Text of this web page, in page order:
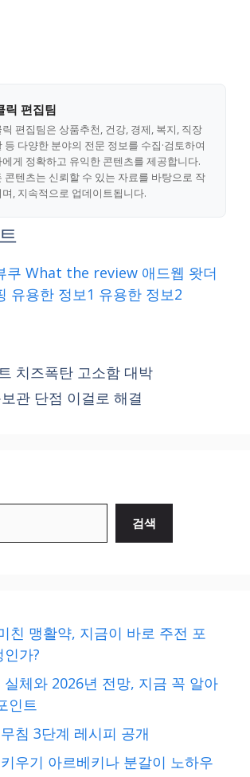
릭 편집팀
릭 편집팀은 상품추천, 건강, 경제, 복지, 직장
등 다양한 분야의 전문 정보를 수집·검토하여
에게 정확하고 유익한 콘텐츠를 제공합니다.
콘텐츠는 신뢰할 수 있는 자료를 바탕으로 작
며, 지속적으로 업데이트됩니다.
쿠 What the review 애드웹 왓더
유용한 정보1 유용한 정보2
치즈폭탄 고소함 대박
관 단점 이걸로 해결
검색
친 맹활약, 지금이 바로 주전 포
가?
실체와 2026년 전망, 지금 꼭 알아
인트
침 3단계 레시피 공개
우기 아르베키나 분갈이 노하우